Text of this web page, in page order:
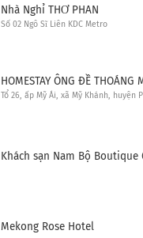
Nhà Nghỉ THƠ PHAN
Số 02 Ngô Sĩ Liên KDC Metro
HOMESTAY ÔNG ĐỀ THOÁNG
Tổ 26, ấp Mỹ Ái, xã Mỹ Khánh, huyện
Khách sạn Nam Bộ Boutique
Mekong Rose Hotel